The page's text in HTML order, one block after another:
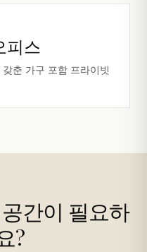
피스
춘 가구 포함 프라이빗
간이 필요하
?